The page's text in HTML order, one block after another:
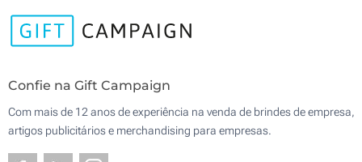
Confie na Gift Campaign
Com mais de 12 anos de experiência na venda de brindes de empresa,
artigos publicitários e merchandising para empresas.